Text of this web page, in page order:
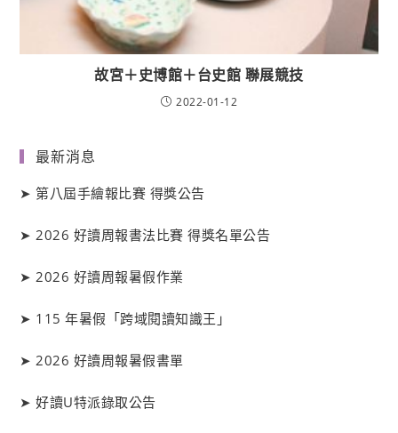
故宮＋史博館＋台史館 聯展競技
2022-01-12
最新消息
➤第八屆手繪報比賽 得獎公告
➤2026 好讀周報書法比賽 得獎名單公告
➤2026 好讀周報暑假作業
➤ 115 年暑假「跨域閱讀知識王」
➤2026 好讀周報暑假書單
➤好讀U特派錄取公告